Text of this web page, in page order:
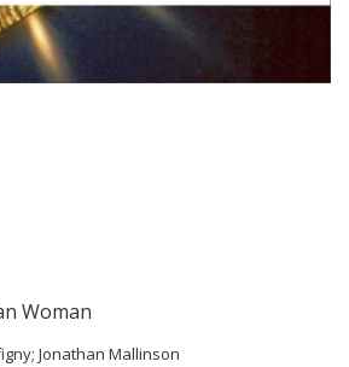
Woman
Jonathan Mallinson